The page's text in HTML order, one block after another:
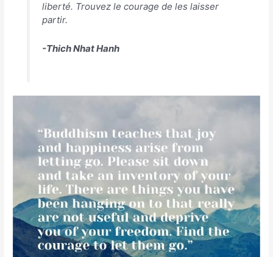
liberté. Trouvez le courage de les laisser
partir.
-Thich Nhat Hanh